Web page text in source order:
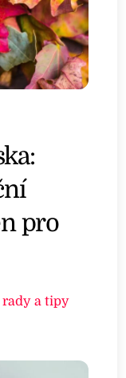
pro
rady a tipy